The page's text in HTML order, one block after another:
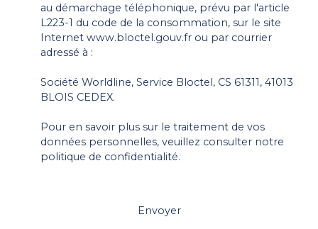
au démarchage téléphonique, prévu par l'article
L223-1 du code de la consommation, sur le site
Internet www.bloctel.gouv.fr ou par courrier
adressé à :
Société Worldline, Service Bloctel, CS 61311, 41013
BLOIS CEDEX.
Pour en savoir plus sur le traitement de vos
données personnelles, veuillez consulter notre
politique de confidentialité.
Envoyer